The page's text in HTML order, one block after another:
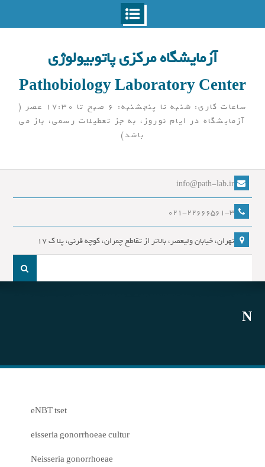
آزمایشگاه مرکزی پاتوبیولوژی
Pathobiology Laboratory Center
ساعات کاری: شنبه تا پنجشنبه: 6 صبح تا 17:30 عصر (
آزمایشگاه در ایام نوروز، به جز تعطیلات رسمی، باز می
باشد)
info@path-lab.ir
021-22666561-3
تهران، خیابان ولیعصر، بالاتر از تقاطع چمران، کوچه قرنی، پلا ک 17
جست
N
eNBT tset
eisseria gonorrhoeae cultur
Neisseria gonorrhoeae